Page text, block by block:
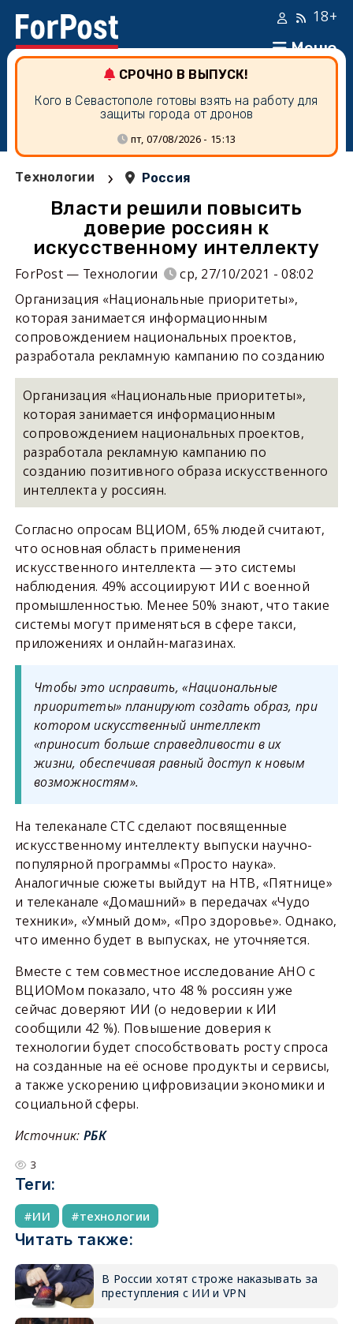
Меню
18+
СРОЧНО В ВЫПУСК!
Кого в Севастополе готовы взять на работу для
защиты города от дронов
пт, 07/08/2026 - 15:13
Технологии › Россия
Власти решили повысить
доверие россиян к
искусственному интеллекту
ForPost — Технологии
ср, 27/10/2021 - 08:02
Организация «Национальные приоритеты»,
которая занимается информационным
сопровождением национальных проектов,
разработала рекламную кампанию по созданию
Организация «Национальные приоритеты»,
которая занимается информационным
сопровождением национальных проектов,
разработала рекламную кампанию по
созданию позитивного образа искусственного
интеллекта у россиян.
Согласно опросам ВЦИОМ, 65% людей считают,
что основная область применения
искусственного интеллекта — это системы
наблюдения. 49% ассоциируют ИИ с военной
промышленностью. Менее 50% знают, что такие
системы могут применяться в сфере такси,
приложениях и онлайн-магазинах.
Чтобы это исправить, «Национальные
приоритеты» планируют создать образ, при
котором искусственный интеллект
«приносит больше справедливости в их
жизни, обеспечивая равный доступ к новым
возможностям».
На телеканале СТС сделают посвященные
искусственному интеллекту выпуски научно-
популярной программы «Просто наука».
Аналогичные сюжеты выйдут на НТВ, «Пятнице»
и телеканале «Домашний» в передачах «Чудо
техники», «Умный дом», «Про здоровье». Однако,
что именно будет в выпусках, не уточняется.
Вместе с тем совместное исследование АНО с
ВЦИОМом показало, что 48 % россиян уже
сейчас доверяют ИИ (о недоверии к ИИ
сообщили 42 %). Повышение доверия к
технологии будет способствовать росту спроса
на созданные на её основе продукты и сервисы,
а также ускорению цифровизации экономики и
социальной сферы.
Источник: РБК
3
Теги:
ИИ технологии
Читать также:
В России хотят строже наказывать за
преступления с ИИ и VPN